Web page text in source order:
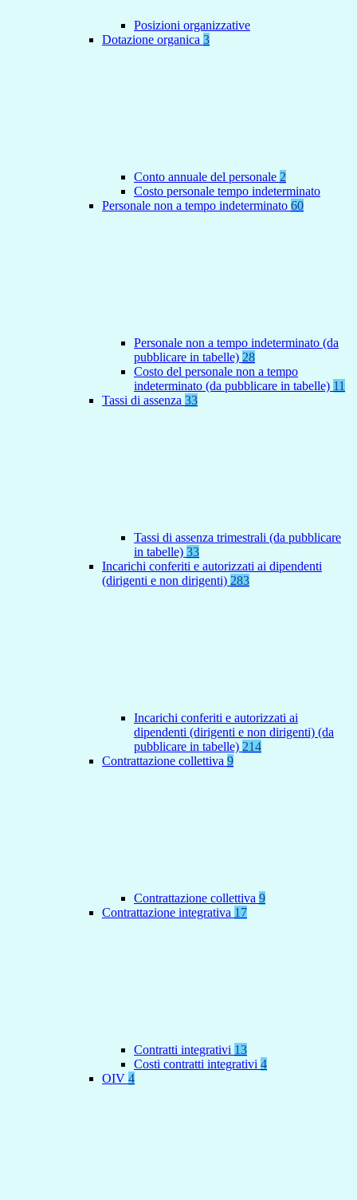
Posizioni organizzative
Dotazione organica 3
Conto annuale del personale 2
Costo personale tempo indeterminato
Personale non a tempo indeterminato 60
Personale non a tempo indeterminato (da
pubblicare in tabelle) 28
Costo del personale non a tempo
indeterminato (da pubblicare in tabelle) 11
Tassi di assenza 33
Tassi di assenza trimestrali (da pubblicare
in tabelle) 33
Incarichi conferiti e autorizzati ai dipendenti
(dirigenti e non dirigenti) 283
Incarichi conferiti e autorizzati ai
dipendenti (dirigenti e non dirigenti) (da
pubblicare in tabelle) 214
Contrattazione collettiva 9
Contrattazione collettiva 9
Contrattazione integrativa 17
Contratti integrativi 13
Costi contratti integrativi 4
OIV 4